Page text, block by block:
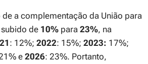
a complementação da União para
de 10% para 23%, na
: 12%; 2022: 15%; 2023: 17%;
e 2026: 23%. Portanto,